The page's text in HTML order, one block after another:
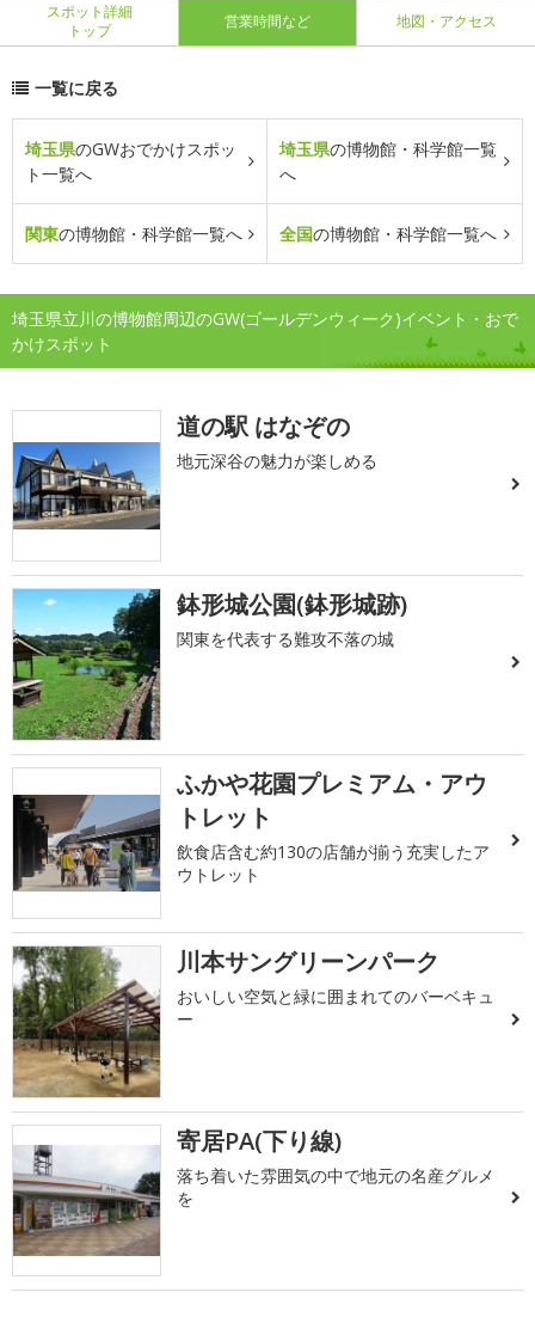
スポット詳細
トップ
営業時間など 地図・アクセス
一覧に戻る
埼玉県のGWおでかけスポッ
ト一覧へ
埼玉県の博物館・科学館一覧
へ
関東の博物館・科学館一覧へ 全国の博物館・科学館一覧へ
埼玉県立川の博物館周辺のGW(ゴールデンウィーク)イベント・おで
かけスポット
道の駅 はなぞの
地元深谷の魅力が楽しめる
鉢形城公園(鉢形城跡)
関東を代表する難攻不落の城
ふかや花園プレミアム・アウ
トレット
飲食店含む約130の店舗が揃う充実したア
ウトレット
川本サングリーンパーク
おいしい空気と緑に囲まれてのバーベキュ
ー
寄居PA(下り線)
落ち着いた雰囲気の中で地元の名産グルメ
を